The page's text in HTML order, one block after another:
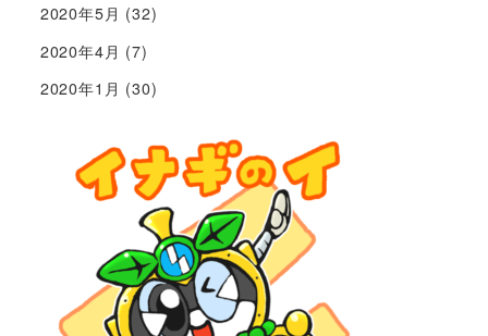
2020年5月 (32)
2020年4月 (7)
2020年1月 (30)